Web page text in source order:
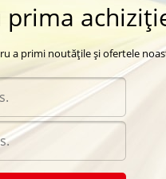
0 mdl
Combustibil
prima
a primi noutățile și ofertele